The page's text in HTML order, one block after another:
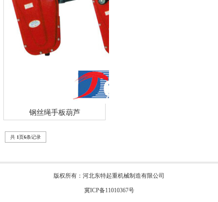
钢丝绳手板葫芦
共 1页6条记录
版权所有：河北东特起重机械制造有限公司
冀ICP备11010367号